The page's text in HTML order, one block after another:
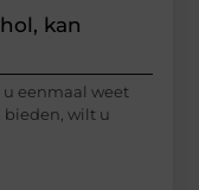
kan
u eenmaal weet
bieden, wilt u